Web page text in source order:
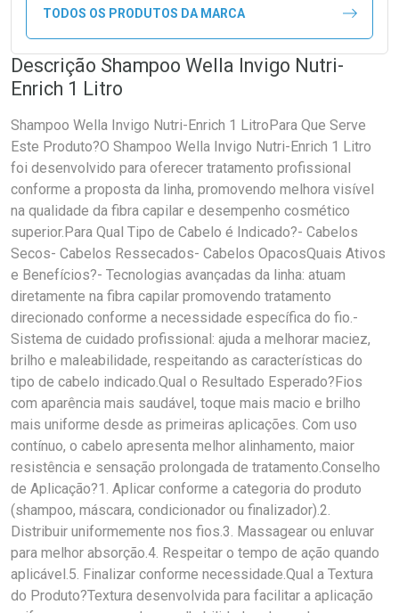
TODOS OS PRODUTOS DA MARCA
Descrição Shampoo Wella Invigo Nutri-
Enrich 1 Litro
Shampoo Wella Invigo Nutri-Enrich 1 LitroPara Que Serve
Este Produto?O Shampoo Wella Invigo Nutri-Enrich 1 Litro
foi desenvolvido para oferecer tratamento profissional
conforme a proposta da linha, promovendo melhora visível
na qualidade da fibra capilar e desempenho cosmético
superior.Para Qual Tipo de Cabelo é Indicado?- Cabelos
Secos- Cabelos Ressecados- Cabelos OpacosQuais Ativos
e Benefícios?- Tecnologias avançadas da linha: atuam
diretamente na fibra capilar promovendo tratamento
direcionado conforme a necessidade específica do fio.-
Sistema de cuidado profissional: ajuda a melhorar maciez,
brilho e maleabilidade, respeitando as características do
tipo de cabelo indicado.Qual o Resultado Esperado?Fios
com aparência mais saudável, toque mais macio e brilho
mais uniforme desde as primeiras aplicações. Com uso
contínuo, o cabelo apresenta melhor alinhamento, maior
resistência e sensação prolongada de tratamento.Conselho
de Aplicação?1. Aplicar conforme a categoria do produto
(shampoo, máscara, condicionador ou finalizador).2.
Distribuir uniformemente nos fios.3. Massagear ou enluvar
para melhor absorção.4. Respeitar o tempo de ação quando
aplicável.5. Finalizar conforme necessidade.Qual a Textura
do Produto?Textura desenvolvida para facilitar a aplicação